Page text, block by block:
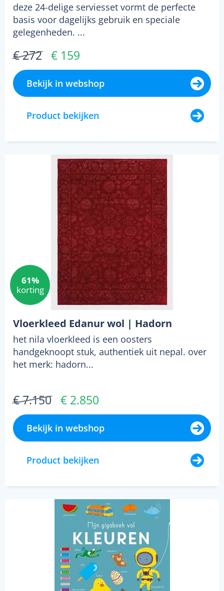
deze 24-delige serviesset vormt de perfecte
basis voor dagelijks gebruik en speciale
gelegenheden. ...
€ 272 € 159
Bekijk in webshop
Product bekijken
61%
korting
Vloerkleed Edanur wol | Hadorn
het nila vloerkleed is een oosters
handgeknoopt stuk, authentiek uit nepal. over
het merk: hadorn...
€ 7.150 € 2.850
Bekijk in webshop
Product bekijken